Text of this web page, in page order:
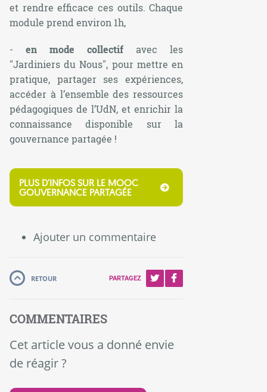
et rendre efficace ces outils. Chaque
module prend environ 1h,
-en mode collectif avec les
"Jardiniers du Nous", pour mettre en
pratique, partager ses expériences,
accéder à l’ensemble des ressources
pédagogiques de l’UdN, et enrichir la
connaissance disponible sur la
gouvernance partagée !
PLUS D'INFOS SUR LE MOOC
GOUVERNANCE PARTAGÉE
Ajouter un commentaire
RETOUR PARTAGEZ
COMMENTAIRES
Cet article vous a donné envie
de réagir ?